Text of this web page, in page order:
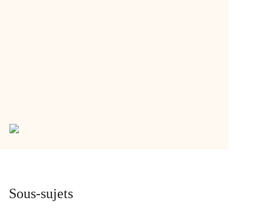
Sous-sujets